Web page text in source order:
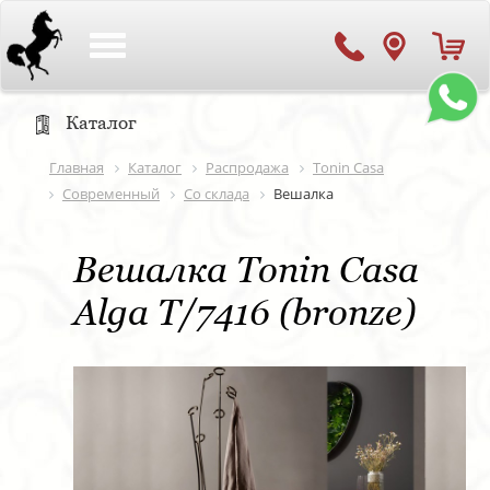
Каталог
Главная Каталог Распродажа
Tonin Casa
Современный
Со склада Вешалка
Вешалка Tonin Casa
Alga T/7416 (bronze)